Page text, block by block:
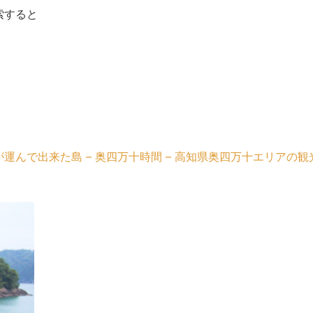
ると
んで出来た島 – 奥四万十時間 – 高知県奥四万十エリアの観